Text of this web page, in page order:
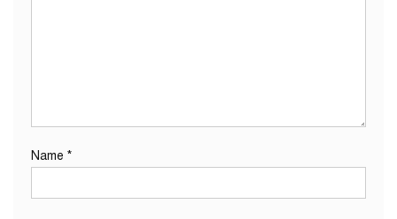
Name *